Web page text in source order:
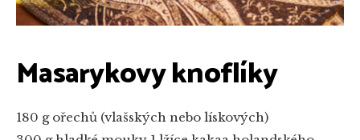
Masarykovy knoflíky
180 g ořechů (vlašských nebo lískových)